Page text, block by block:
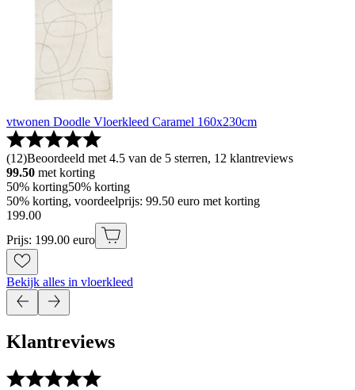
vtwonen Doodle Vloerkleed Caramel 160x230cm
(12)Beoordeeld met 4.5 van de 5 sterren, 12 klantreviews
99.50 met korting
50% korting50% korting
50% korting, voordeelprijs: 99.50 euro met korting
199.00
Prijs: 199.00 euro
Bekijk alles in vloerkleed
Klantreviews